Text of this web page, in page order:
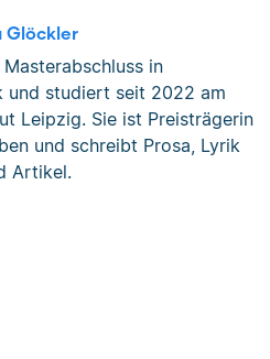
Glöckler
in
und studiert seit 2022 am
Leipzig. Sie ist Preisträgerin
und schreibt Prosa, Lyrik
Artikel.